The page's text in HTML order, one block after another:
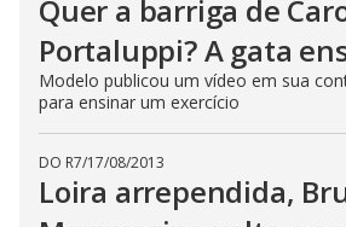
Quer a barriga de
Portaluppi? A gata
Modelo publicou um vídeo em sua
para ensinar um exercício
DO R7/17/08/2013
Loira arrependida,